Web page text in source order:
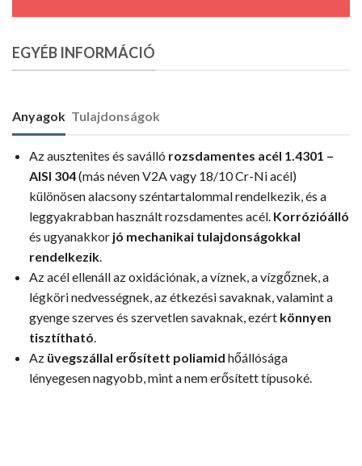
EGYÉB INFORMÁCIÓ
Anyagok Tulajdonságok
Az ausztenites és saválló rozsdamentes acél 1.4301 –
AISI 304(más néven V2A vagy 18/10 Cr-Ni acél)
különösen alacsony széntartalommal rendelkezik, és a
leggyakrabban használt rozsdamentes acél. Korrózióálló
és ugyanakkor jó mechanikai tulajdonságokkal
rendelkezik.
Az acél ellenáll az oxidációnak, a víznek, a vízgőznek, a
légköri nedvességnek, az étkezési savaknak, valamint a
gyenge szerves és szervetlen savaknak, ezért könnyen
tisztítható.
Az üvegszállal erősített poliamid hőállósága
lényegesen nagyobb, mint a nem erősített típusoké.